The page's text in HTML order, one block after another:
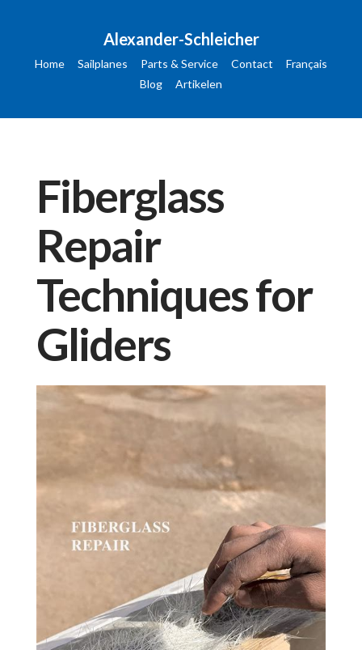
Alexander-Schleicher
Home Sailplanes Parts & Service Contact
Français
Blog
Artikelen
Fiberglass
Repair
Techniques for
Gliders